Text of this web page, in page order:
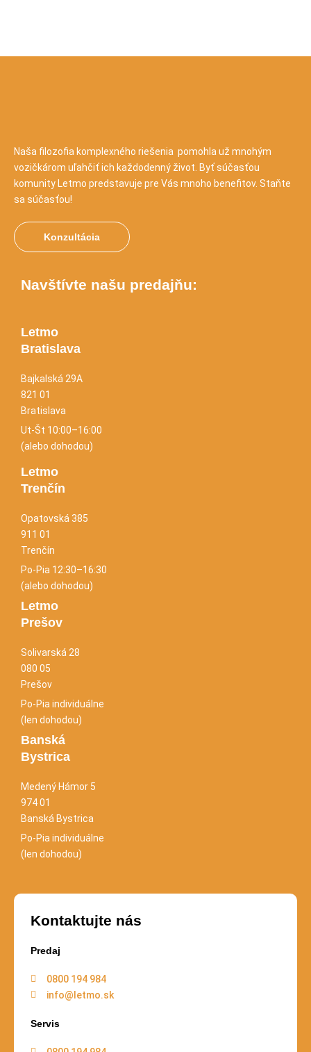
Naša filozofia komplexného riešenia pomohla už mnohým
vozičkárom uľahčiť ich každodenný život. Byť súčasťou
komunity Letmo predstavuje pre Vás mnoho benefitov. Staňte
sa súčasťou!
Konzultácia
Navštívte našu predajňu:
Letmo
Bratislava
Bajkalská 29A
821 01
Bratislava
Ut-Št 10:00–16:00
(alebo dohodou)
Letmo
Trenčín
Opatovská 385
911 01
Trenčín
Po-Pia 12:30–16:30
(alebo dohodou)
Letmo
Prešov
Solivarská 28
080 05
Prešov
Po-Pia individuálne
(len dohodou)
Banská
Bystrica
Medený Hámor 5
974 01
Banská Bystrica
Po-Pia individuálne
(len dohodou)
Kontaktujte nás
Predaj
0800 194 984
info@letmo.sk
Servis